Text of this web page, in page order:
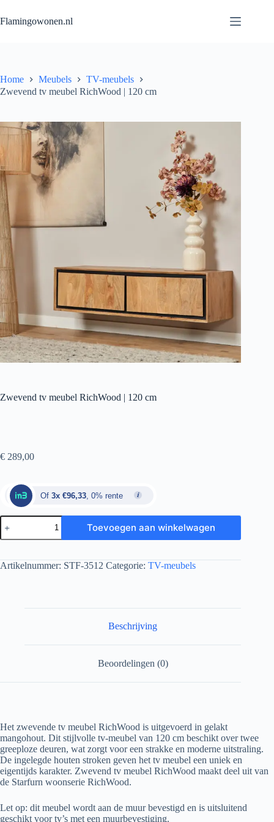
Flamingowonen.nl
Home Meubels
TV-meubels
Zwevend tv meubel RichWood | 120 cm
Zwevend tv meubel RichWood | 120 cm
€ 289,00
Of 3x €96,33 , 0% rente
Toevoegen aan winkelwagen
Artikelnummer: STF-3512 Categorie: TV-meubels
Beschrijving
Beoordelingen (0)
Het zwevende tv meubel RichWood is uitgevoerd in gelakt
mangohout. Dit stijlvolle tv-meubel van 120 cm beschikt over twee
greeploze deuren, wat zorgt voor een strakke en moderne uitstraling.
De ingelegde houten stroken geven het tv meubel een uniek en
eigentijds karakter. Zwevend tv meubel RichWood maakt deel uit van
de Starfurn woonserie RichWood.
Let op: dit meubel wordt aan de muur bevestigd en is uitsluitend
geschikt voor tv’s met een muurbevestiging.